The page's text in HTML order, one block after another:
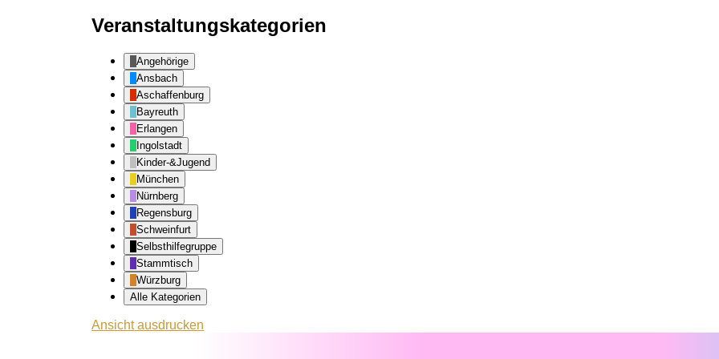
Veranstaltungskategorien
Angehörige
Ansbach
Aschaffenburg
Bayreuth
Erlangen
Ingolstadt
Kinder-&Jugend
München
Nürnberg
Regensburg
Schweinfurt
Selbsthilfegruppe
Stammtisch
Würzburg
Alle Kategorien
Ansichtausdrucken